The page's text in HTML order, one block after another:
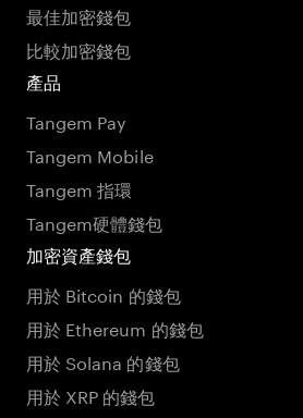
最佳加密錢包
比較加密錢包
產品
Tangem Pay
Tangem Mobile
Tangem 指環
Tangem硬體錢包
加密資產錢包
用於 Bitcoin 的錢包
用於 Ethereum 的錢包
用於 Solana 的錢包
用於 XRP 的錢包